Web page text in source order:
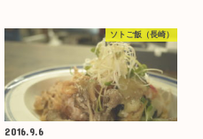
ソトご飯（長崎）
2016.9.6